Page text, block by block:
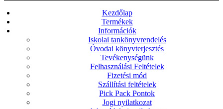
Kezdőlap
Termékek
Információk
Iskolai tankönyvrendelés
Óvodai könyvterjesztés
Tevékenységünk
Felhasználási Feltételek
Fizetési mód
Szállítási feltételek
Pick Pack Pontok
Jogi nyilatkozat